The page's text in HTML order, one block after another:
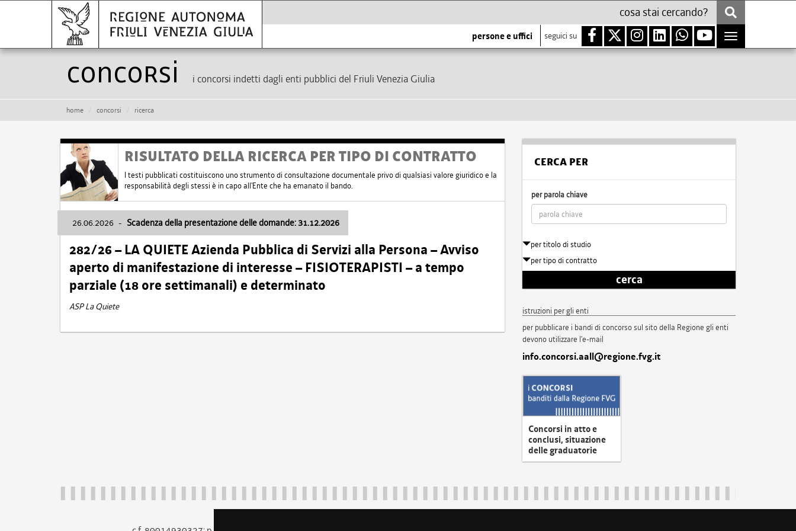
persone e uffici seguici su
Toggle
navigation
Concorsi i concorsi indetti dagli enti pubblici del Friuli Venezia Giulia
home concorsi ricerca
RISULTATO DELLA RICERCA PER TIPO DI CONTRATTO
I testi pubblicati costituiscono uno strumento di consultazione documentale privo di qualsiasi valore giuridico e la
responsabilità degli stessi è in capo all'Ente che ha emanato il bando.
26.06.2026 - Scadenza della presentazione delle domande: 31.12.2026
282/26 – LA QUIETE Azienda Pubblica di Servizi alla Persona – Avviso
aperto di manifestazione di interesse – FISIOTERAPISTI – a tempo
parziale (18 ore settimanali) e determinato
ASP La Quiete
CERCA PER
per parola chiave
per titolo di studio
per tipo di contratto
cerca
istruzioni per gli enti
per pubblicare i bandi di concorso sul sito della Regione gli enti
devono utilizzare l'e-mail
info.concorsi.aall@regione.fvg.it
Concorsi in atto e
conclusi, situazione
delle graduatorie